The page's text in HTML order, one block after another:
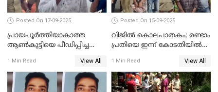
Posted On 17-09-2025
പ്രായപൂർത്തിയാകാത്ത
ആൺകുട്ടിയെ പീഡിപ്പിച്ച
അറസ്റ്റിൽ
1 Min Read View All
Posted On 15-09-2025
വിജിൽ കൊലപാതകം; രണ്ടാം
പ്രതിയെ ഇന്ന് കോടതിയിൽ
1 Min Read View All